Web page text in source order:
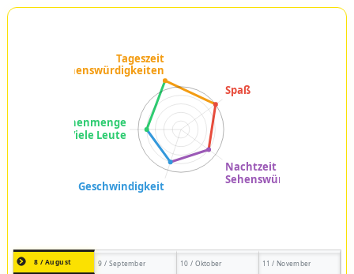
8 / August 9 / September 10 / Oktober 11 / November